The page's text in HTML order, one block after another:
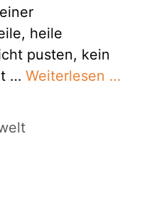
heile
pusten, kein
… Weiterlesen …